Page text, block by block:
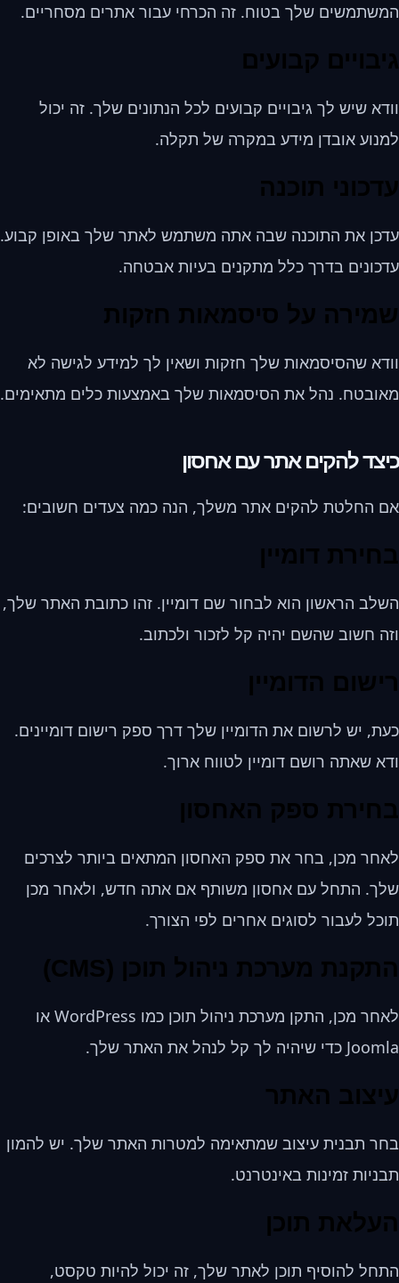
המשתמשים שלך בטוח. זה הכרחי עבור אתרים מסחריים.
גיבויים קבועים
וודא שיש לך גיבויים קבועים לכל הנתונים שלך. זה יכול
למנוע אובדן מידע במקרה של תקלה.
עדכוני תוכנה
עדכן את התוכנה שבה אתה משתמש לאתר שלך באופן קבוע.
עדכונים בדרך כלל מתקנים בעיות אבטחה.
שמירה על סיסמאות חזקות
וודא שהסיסמאות שלך חזקות ושאין לך למידע לגישה לא
מאובטח. נהל את הסיסמאות שלך באמצעות כלים מתאימים.
כיצד להקים אתר עם אחסון
אם החלטת להקים אתר משלך, הנה כמה צעדים חשובים:
בחירת דומיין
השלב הראשון הוא לבחור שם דומיין. זהו כתובת האתר שלך,
וזה חשוב שהשם יהיה קל לזכור ולכתוב.
רישום הדומיין
כעת, יש לרשום את הדומיין שלך דרך ספק רישום דומיינים.
ודא שאתה רושם דומיין לטווח ארוך.
בחירת ספק האחסון
לאחר מכן, בחר את ספק האחסון המתאים ביותר לצרכים
שלך. התחל עם אחסון משותף אם אתה חדש, ולאחר מכן
תוכל לעבור לסוגים אחרים לפי הצורך.
התקנת מערכת ניהול תוכן (CMS)
לאחר מכן, התקן מערכת ניהול תוכן כמו WordPress או
Joomla כדי שיהיה לך קל לנהל את האתר שלך.
עיצוב האתר
בחר תבנית עיצוב שמתאימה למטרות האתר שלך. יש להמון
תבניות זמינות באינטרנט.
העלאת תוכן
התחל להוסיף תוכן לאתר שלך, זה יכול להיות טקסט,